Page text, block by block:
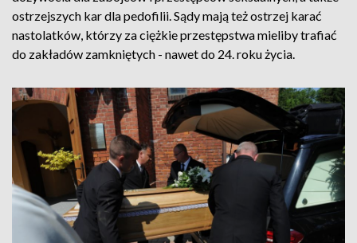
ostrzejszych kar dla pedofilii. Sądy mają też ostrzej karać
nastolatków, którzy za ciężkie przestępstwa mieliby trafiać
do zakładów zamkniętych - nawet do 24. roku życia.